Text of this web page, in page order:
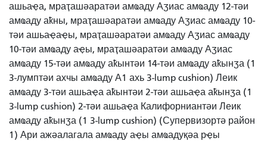
ашьаҿа, мраҭашәаратәи амҩаду Аӡиас амҩаду 12-тәи
амҩаду аҟны, мраҭашәаратәи амҩаду Аӡиас амҩаду 10-
тәи ашьаҿаҿы, мраҭашәаратәи амҩаду Аӡиас амҩаду
10-тәи амҩаду аҿы, мраҭашәаратәи амҩаду Аӡиас
амҩаду 15-тәи амҩаду аҟынтәи 14-тәи амҩаду аҟынӡа (1
3‐лумптәи ахчы амҩаду А1 ахь 3‐lump cushion) Леик
амҩаду 3-тәи ашьаҿа аҟынтәи 2-тәи ашьаҿа аҟынӡа (1
3‐lump cushion) 2-тәи ашьаҿа Калифорниантәи Леик
амҩаду аҟынӡа (1 3‐lump cushion) (Супервизортә район
1) Ари ажәалагала амҩаду аҿы амҩадуқәа рҿы